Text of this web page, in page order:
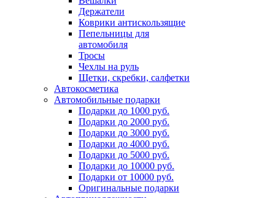
Держатели
Коврики антискользящие
Пепельницы для
автомобиля
Тросы
Чехлы на руль
Щетки, скребки, салфетки
Автокосметика
Автомобильные подарки
Подарки до 1000 руб.
Подарки до 2000 руб.
Подарки до 3000 руб.
Подарки до 4000 руб.
Подарки до 5000 руб.
Подарки до 10000 руб.
Подарки от 10000 руб.
Оригинальные подарки